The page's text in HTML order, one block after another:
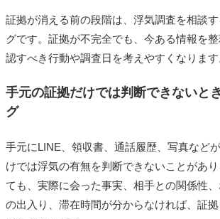
証拠が消える前の段階は、浮気調査を相談
グです。証拠が不完全でも、今ある情報を
認すべき行動や調査日を考えやすくなります
手元の証拠だけでは判断できないと
グ
手元にLINE、領収書、通話履歴、写真など
けでは浮気の有無を判断できないことがあ
ても、実際に会った事実、相手との関係性
の出入り、滞在時間が分からなければ、証